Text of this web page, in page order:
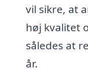
vil sikre, at
høj kvalitet
således at
år.